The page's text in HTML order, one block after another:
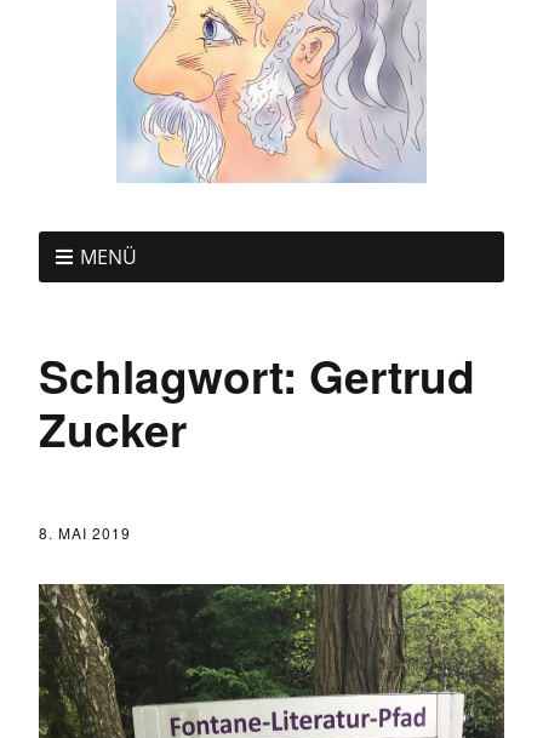
MENÜ
Schlagwort: Gertrud
Zucker
8. MAI 2019